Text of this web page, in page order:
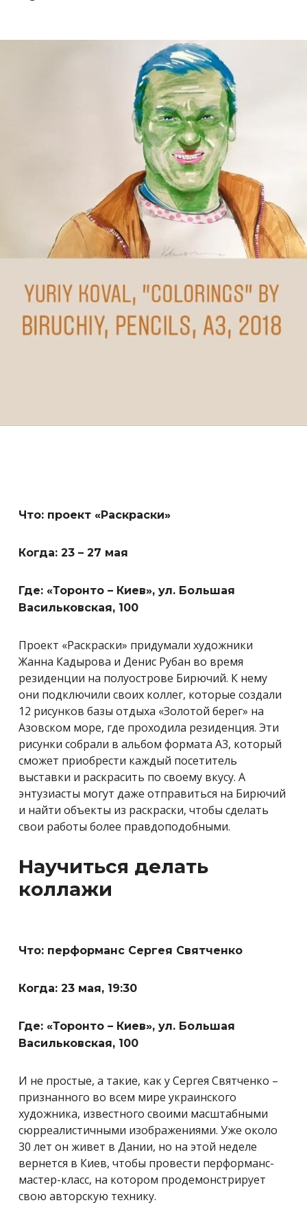
Что: проект «Раскраски»
Когда: 23 – 27 мая
Где: «Торонто – Киев», ул. Большая
Васильковская, 100
Проект «Раскраски» придумали художники
Жанна Кадырова и Денис Рубан во время
резиденции на полуострове Бирючий. К нему
они подключили своих коллег, которые создали
12 рисунков базы отдыха «Золотой берег» на
Азовском море, где проходила резиденция. Эти
рисунки собрали в альбом формата А3, который
сможет приобрести каждый посетитель
выставки и раскрасить по своему вкусу. А
энтузиасты могут даже отправиться на Бирючий
и найти объекты из раскраски, чтобы сделать
свои работы более правдоподобными.
Научиться делать
коллажи
Что: перформанс Сергея Святченко
Когда: 23 мая, 19:30
Где: «Торонто – Киев», ул. Большая
Васильковская, 100
И не простые, а такие, как у Сергея Святченко –
признанного во всем мире украинского
художника, известного своими масштабными
сюрреалистичными изображениями. Уже около
30 лет он живет в Дании, но на этой неделе
вернется в Киев, чтобы провести перформанс-
мастер-класс, на котором продемонстрирует
свою авторскую технику.